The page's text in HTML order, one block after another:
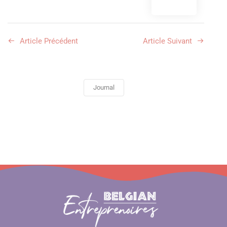
Article Précédent Article Suivant
Journal